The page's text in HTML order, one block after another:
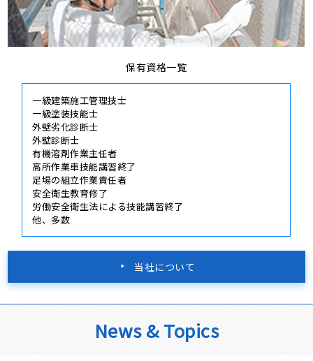
保有資格一覧
一級建築施工管理技士
一級塗装技能士
外壁劣化診断士
外壁診断士
有機溶剤作業主任者
高所作業車技能講習終了
足場の組立作業責任者
安全衛生教育修了
労働安全衛生法による技能講習終了
他、多数
当社について
News & Topics